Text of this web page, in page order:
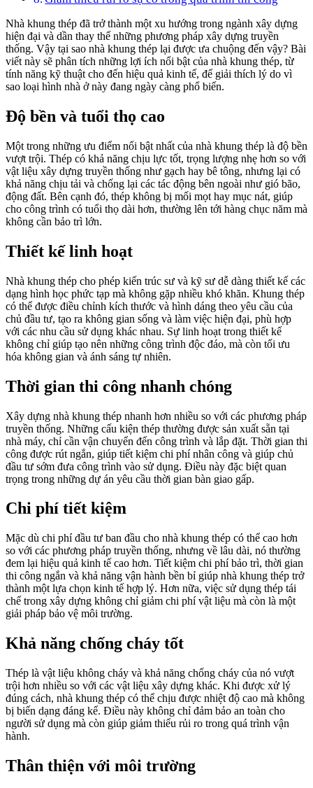
Nhà khung thép đã trở thành một xu hướng trong ngành xây dựng
hiện đại và dần thay thế những phương pháp xây dựng truyền
thống. Vậy tại sao nhà khung thép lại được ưa chuộng đến vậy? Bài
viết này sẽ phân tích những lợi ích nổi bật của nhà khung thép, từ
tính năng kỹ thuật cho đến hiệu quả kinh tế, để giải thích lý do vì
sao loại hình nhà ở này đang ngày càng phổ biến.
Độ bền và tuổi thọ cao
Một trong những ưu điểm nổi bật nhất của nhà khung thép là độ bền
vượt trội. Thép có khả năng chịu lực tốt, trọng lượng nhẹ hơn so với
vật liệu xây dựng truyền thống như gạch hay bê tông, nhưng lại có
khả năng chịu tải và chống lại các tác động bên ngoài như gió bão,
động đất. Bên cạnh đó, thép không bị mối mọt hay mục nát, giúp
cho công trình có tuổi thọ dài hơn, thường lên tới hàng chục năm mà
không cần bảo trì lớn.
Thiết kế linh hoạt
Nhà khung thép cho phép kiến trúc sư và kỹ sư dễ dàng thiết kế các
dạng hình học phức tạp mà không gặp nhiều khó khăn. Khung thép
có thể được điều chỉnh kích thước và hình dáng theo yêu cầu của
chủ đầu tư, tạo ra không gian sống và làm việc hiện đại, phù hợp
với các nhu cầu sử dụng khác nhau. Sự linh hoạt trong thiết kế
không chỉ giúp tạo nên những công trình độc đáo, mà còn tối ưu
hóa không gian và ánh sáng tự nhiên.
Thời gian thi công nhanh chóng
Xây dựng nhà khung thép nhanh hơn nhiều so với các phương pháp
truyền thống. Những cấu kiện thép thường được sản xuất sẵn tại
nhà máy, chỉ cần vận chuyển đến công trình và lắp đặt. Thời gian thi
công được rút ngắn, giúp tiết kiệm chi phí nhân công và giúp chủ
đầu tư sớm đưa công trình vào sử dụng. Điều này đặc biệt quan
trọng trong những dự án yêu cầu thời gian bàn giao gấp.
Chi phí tiết kiệm
Mặc dù chi phí đầu tư ban đầu cho nhà khung thép có thể cao hơn
so với các phương pháp truyền thống, nhưng về lâu dài, nó thường
đem lại hiệu quả kinh tế cao hơn. Tiết kiệm chi phí bảo trì, thời gian
thi công ngắn và khả năng vận hành bền bỉ giúp nhà khung thép trở
thành một lựa chọn kinh tế hợp lý. Hơn nữa, việc sử dụng thép tái
chế trong xây dựng không chỉ giảm chi phí vật liệu mà còn là một
giải pháp bảo vệ môi trường.
Khả năng chống cháy tốt
Thép là vật liệu không cháy và khả năng chống cháy của nó vượt
trội hơn nhiều so với các vật liệu xây dựng khác. Khi được xử lý
đúng cách, nhà khung thép có thể chịu được nhiệt độ cao mà không
bị biến dạng đáng kể. Điều này không chỉ đảm bảo an toàn cho
người sử dụng mà còn giúp giảm thiểu rủi ro trong quá trình vận
hành.
Thân thiện với môi trường